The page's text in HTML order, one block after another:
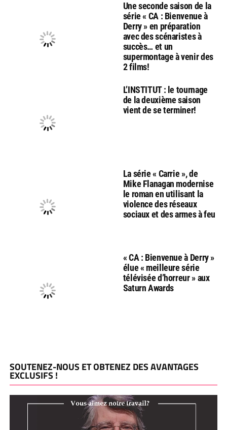
Une seconde saison de la
série « CA : Bienvenue à
Derry » en préparation
avec des scénaristes à
succès… et un
supermontage à venir des
2 films!
L’INSTITUT : le tournage
de la deuxième saison
vient de se terminer!
La série « Carrie », de
Mike Flanagan modernise
le roman en utilisant la
violence des réseaux
sociaux et des armes à feu
« CA : Bienvenue à Derry »
élue « meilleure série
télévisée d’horreur » aux
Saturn Awards
SOUTENEZ-NOUS ET OBTENEZ DES AVANTAGES
EXCLUSIFS !